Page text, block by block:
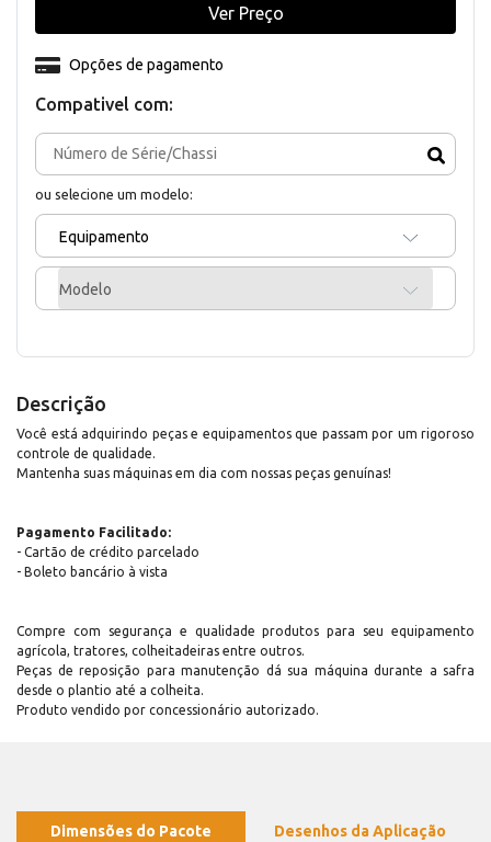
Compativel com:
ou selecione um modelo:
Equipamento
Modelo
Opções de pagamento
Ver Preço
Descrição
Você está adquirindo peças e equipamentos que passam por um rigoroso
controle de qualidade.
Mantenha suas máquinas em dia com nossas peças genuínas!
Pagamento Facilitado:
- Cartão de crédito parcelado
- Boleto bancário à vista
Compre com segurança e qualidade produtos para seu equipamento
agrícola, tratores, colheitadeiras entre outros.
Peças de reposição para manutenção dá sua máquina durante a safra
desde o plantio até a colheita.
Produto vendido por concessionário autorizado.
Dimensões do Pacote Desenhos da Aplicação